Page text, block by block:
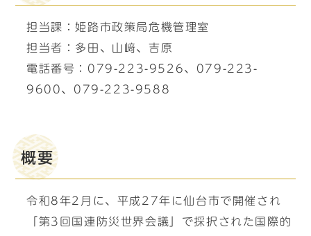
担当課：姫路市政策局危機管理室
担当者：多田、山﨑、吉原
電話番号：079-223-9526、079-223-
9600、079-223-9588
概要
令和8年2月に、平成27年に仙台市で開催され
「第3回国連防災世界会議」で採択された国際的